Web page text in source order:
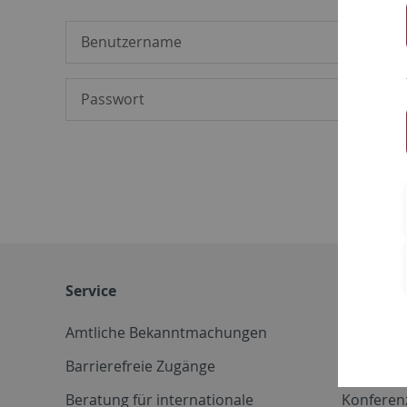
Service
Amtliche Bekanntmachungen
Barrierefreie Zugänge
Beratung für internationale